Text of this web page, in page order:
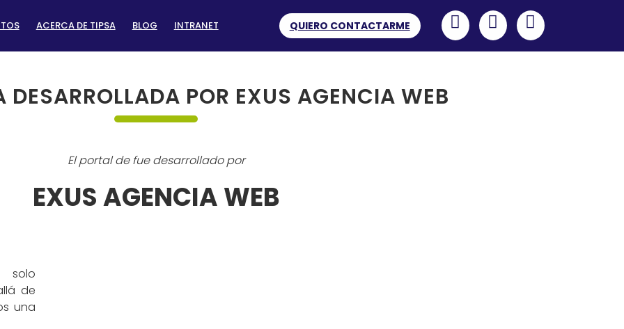
ACERCA DE TIPSA BLOG INTRANET QUIERO CONTACTARME
DESARROLLADA POR EXUS AGENCIA WEB
El portal de fue desarrollado por
EXUS AGENCIA WEB
solo
de
una